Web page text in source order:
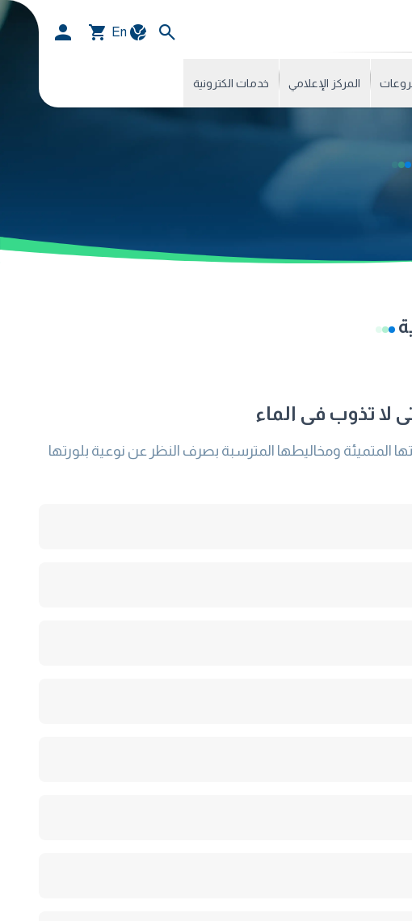
En
المركز الإعلامي خدمات الكترونية
لا تذوب فى الماء
بطرق الوقاية من مركبات الكروم سداسية التكافؤ الموضحة بالجدول رقم (1) ومشتقاتها المتميئة ومخاليطها المترسبة بصرف النظر عن نوعية بلورتها